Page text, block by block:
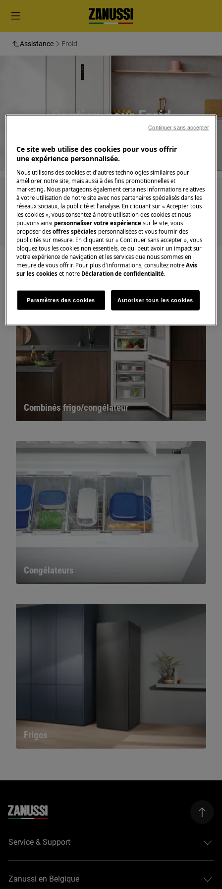
Assistance Froid
Soutien pour Froid
Recherchez parmi nos articles d'assistance
Combinés frigo/congélateur
Congélateurs
Frigos
Service & Support
Zanussi en Belgique
Ce site web utilise des cookies pour vous offrir
une expérience personnalisée.
Nous utilisons des cookies et d'autres technologies similaires pour
améliorer notre site, mais aussi à des fins promotionnelles et
marketing. Nous partageons également certaines informations relatives
à votre utilisation de notre site avec nos partenaires spécialisés dans les
réseaux sociaux, la publicité et l'analyse. En cliquant sur « Accepter tous
les cookies », vous consentez à notre utilisation des cookies et nous
pouvons ainsipersonnaliser votre expériencesur le site, vous
proposer desoffres spéciales personnalisées et vous fournir des
publicités sur mesure. En cliquant sur « Continuer sans accepter », vous
bloquez tous les cookies non essentiels, ce qui peut avoir un impact sur
votre expérience de navigation et les services que nous sommes en
mesure de vous offrir. Pour plus d'informations, consultez notreAvis
sur les cookies et notre Déclaration de confidentialité.
Paramètres des cookies Autoriser tous les cookies
Continuer sans accepter